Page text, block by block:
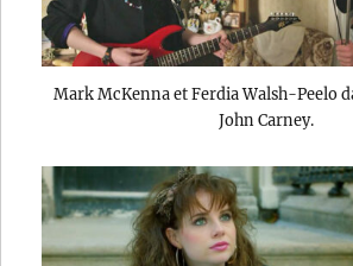
Mark McKenna et Ferdia Walsh-Peelo
John Carney.